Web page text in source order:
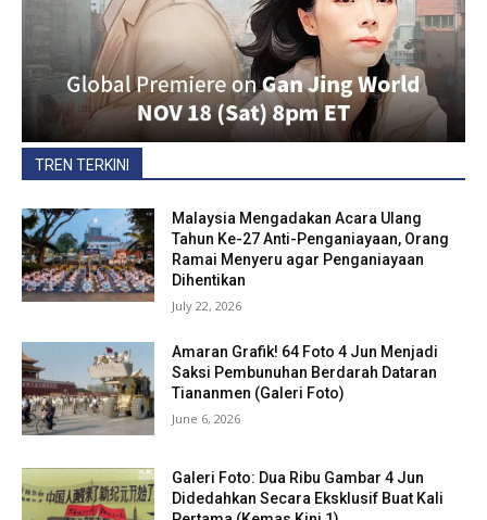
TREN TERKINI
Malaysia Mengadakan Acara Ulang
Tahun Ke-27 Anti-Penganiayaan, Orang
Ramai Menyeru agar Penganiayaan
Dihentikan
July 22, 2026
Amaran Grafik! 64 Foto 4 Jun Menjadi
Saksi Pembunuhan Berdarah Dataran
Tiananmen (Galeri Foto)
June 6, 2026
Galeri Foto: Dua Ribu Gambar 4 Jun
Didedahkan Secara Eksklusif Buat Kali